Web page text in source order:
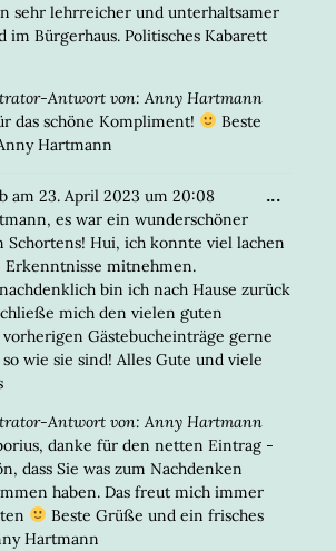
sehr lehrreicher und unterhaltsamer
im Bürgerhaus. Politisches Kabarett
Antwort von: Anny Hartmann
das schöne Kompliment!
Beste
Hartmann
am 23. April 2023 um 20:08
es war ein wunderschöner
Schortens! Hui, ich konnte viel lachen
Erkenntnisse mitnehmen.
bin ich nach Hause zurück
mich den vielen guten
Gästebucheinträge gerne
wie sie sind! Alles Gute und viele
Antwort von: Anny Hartmann
danke für den netten Eintrag -
dass Sie was zum Nachdenken
haben. Das freut mich immer
Beste Grüße und ein frisches
Hartmann
...DIESE
EIN-/